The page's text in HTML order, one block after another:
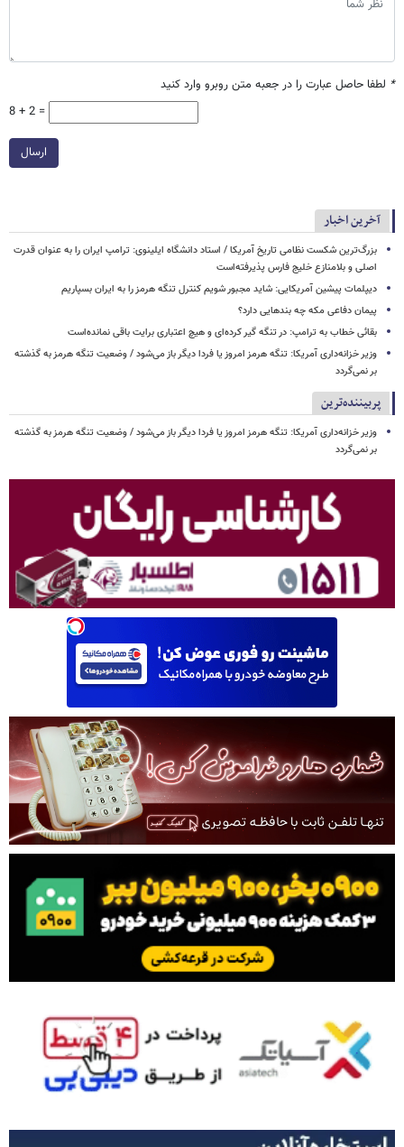
* لطفا حاصل عبارت را در جعبه متن روبرو وارد کنید
8 + 2 =
ارسال
آخرین اخبار
بزرگ‌ترین شکست نظامی تاریخ آمریکا / استاد دانشگاه ایلینوی: ترامپ ایران را به عنوان قدرت
اصلی و بلامنازع خلیج فارس پذیرفته‌است
دیپلمات پیشین آمریکایی: شاید مجبور شویم کنترل تنگه هرمز را به ایران بسپاریم
پیمان دفاعی مکه چه بندهایی دارد؟
بقائی خطاب به ترامپ: در تنگه گیر کرده‌ای و هیچ اعتباری برایت باقی نمانده‌است
وزیر خزانه‌داری آمریکا: تنگه هرمز امروز یا فردا دیگر باز می‌شود / وضعیت تنگه هرمز به گذشته
بر نمی‌گردد
پربیننده‌ترین
وزیر خزانه‌داری آمریکا: تنگه هرمز امروز یا فردا دیگر باز می‌شود / وضعیت تنگه هرمز به گذشته
بر نمی‌گردد